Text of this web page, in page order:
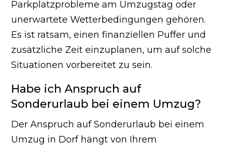
Parkplatzprobleme am Umzugstag oder
unerwartete Wetterbedingungen gehören.
Es ist ratsam, einen finanziellen Puffer und
zusätzliche Zeit einzuplanen, um auf solche
Situationen vorbereitet zu sein.
Habe ich Anspruch auf
Sonderurlaub bei einem Umzug?
Der Anspruch auf Sonderurlaub bei einem
Umzug in Dorf hängt von Ihrem